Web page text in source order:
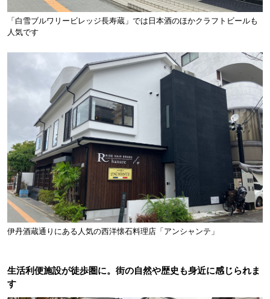
「白雪ブルワリービレッジ長寿蔵」では日本酒のほかクラフトビールも
人気です
伊丹酒蔵通りにある人気の西洋懐石料理店「アンシャンテ」
生活利便施設が徒歩圏に。街の自然や歴史も身近に感じられま
す